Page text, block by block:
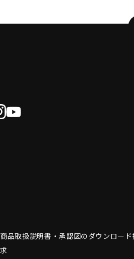
品取扱説明書・承認図のダウンロード